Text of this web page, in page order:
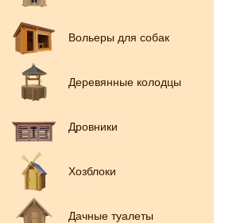
Вольеры для собак
Деревянные колодцы
Дровники
Хозблоки
Дачные туалеты